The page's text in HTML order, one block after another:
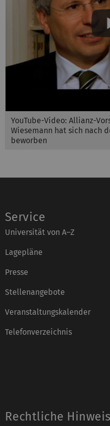
YouTube-Video: Allianz-
Wiesemann hat sich nach
beworben
Service
Universität von A–Z
Lagepläne
Presse
Stellenangebote
Veranstaltungskalender
Telefonverzeichnis
Rechtliche